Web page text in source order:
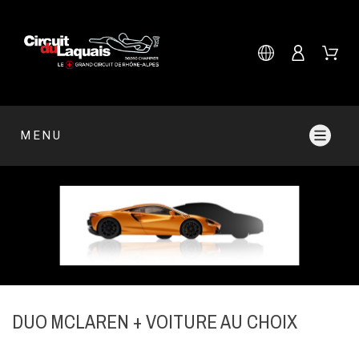
MENU
DUO MCLAREN + VOITURE AU CHOIX